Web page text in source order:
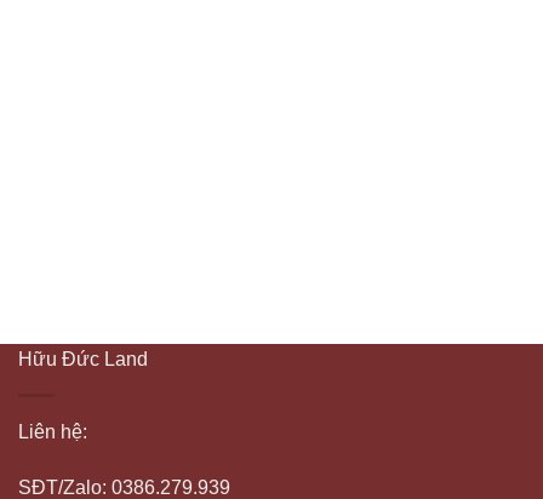
Hữu Đức Land
Liên hệ:
SĐT/Zalo: 0386.279.939